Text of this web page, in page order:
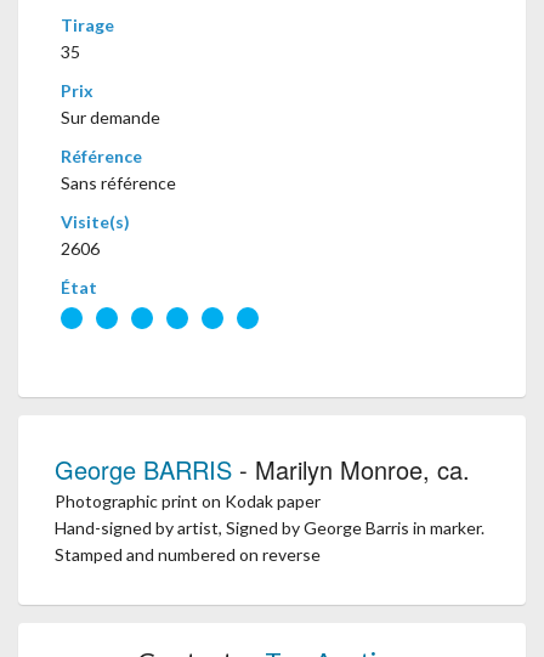
Tirage
35
Prix
Sur demande
Référence
Sans référence
Visite(s)
2606
État
George BARRIS - Marilyn Monroe, ca.
Photographic print on Kodak paper
Hand-signed by artist, Signed by George Barris in marker.
Stamped and numbered on reverse